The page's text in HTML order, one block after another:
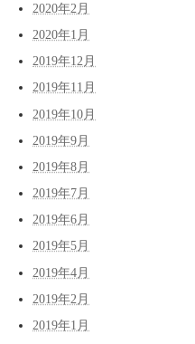
2020年2月
2020年1月
2019年12月
2019年11月
2019年10月
2019年9月
2019年8月
2019年7月
2019年6月
2019年5月
2019年4月
2019年2月
2019年1月